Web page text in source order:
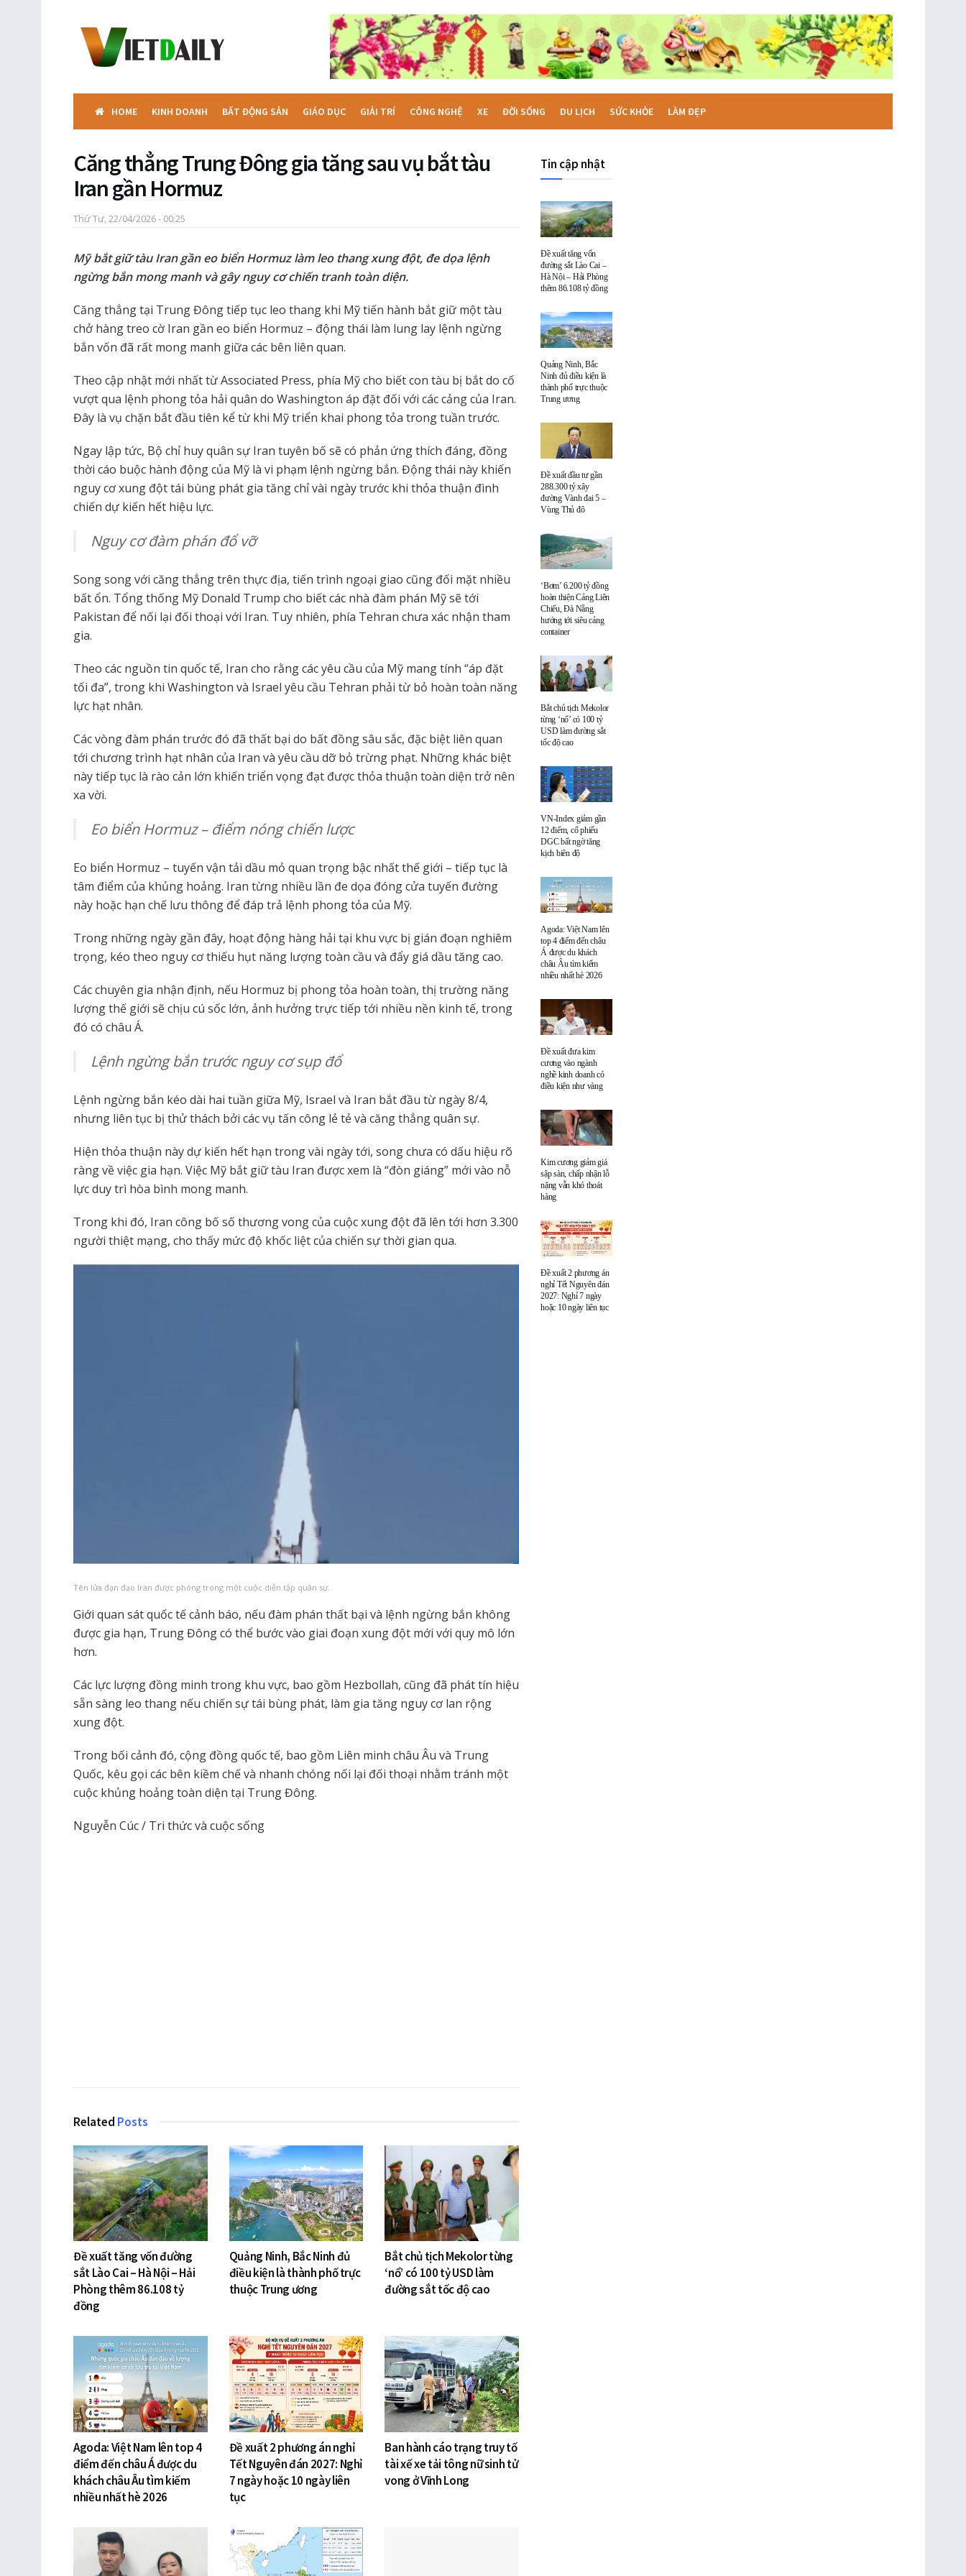
HOME KINH DOANH BẤT ĐỘNG SẢN GIÁO DỤC GIẢI TRÍ CÔNG NGHỆ XE ĐỜI SỐNG DU LỊCH SỨC KHỎE LÀM ĐẸP
Căng thẳng Trung Đông gia tăng sau vụ bắt tàu
Iran gần Hormuz
Thứ Tư, 22/04/2026 - 00:25
Mỹ bắt giữ tàu Iran gần eo biển Hormuz làm leo thang xung đột, đe dọa lệnh
ngừng bắn mong manh và gây nguy cơ chiến tranh toàn diện.
Căng thẳng tại Trung Đông tiếp tục leo thang khi Mỹ tiến hành bắt giữ một tàu
chở hàng treo cờ Iran gần eo biển Hormuz – động thái làm lung lay lệnh ngừng
bắn vốn đã rất mong manh giữa các bên liên quan.
Theo cập nhật mới nhất từ Associated Press, phía Mỹ cho biết con tàu bị bắt do cố
vượt qua lệnh phong tỏa hải quân do Washington áp đặt đối với các cảng của Iran.
Đây là vụ chặn bắt đầu tiên kể từ khi Mỹ triển khai phong tỏa trong tuần trước.
Ngay lập tức, Bộ chỉ huy quân sự Iran tuyên bố sẽ có phản ứng thích đáng, đồng
thời cáo buộc hành động của Mỹ là vi phạm lệnh ngừng bắn. Động thái này khiến
nguy cơ xung đột tái bùng phát gia tăng chỉ vài ngày trước khi thỏa thuận đình
chiến dự kiến hết hiệu lực.
Nguy cơ đàm phán đổ vỡ
Song song với căng thẳng trên thực địa, tiến trình ngoại giao cũng đối mặt nhiều
bất ổn. Tổng thống Mỹ Donald Trump cho biết các nhà đàm phán Mỹ sẽ tới
Pakistan để nối lại đối thoại với Iran. Tuy nhiên, phía Tehran chưa xác nhận tham
gia.
Theo các nguồn tin quốc tế, Iran cho rằng các yêu cầu của Mỹ mang tính “áp đặt
tối đa”, trong khi Washington và Israel yêu cầu Tehran phải từ bỏ hoàn toàn năng
lực hạt nhân.
Các vòng đàm phán trước đó đã thất bại do bất đồng sâu sắc, đặc biệt liên quan
tới chương trình hạt nhân của Iran và yêu cầu dỡ bỏ trừng phạt. Những khác biệt
này tiếp tục là rào cản lớn khiến triển vọng đạt được thỏa thuận toàn diện trở nên
xa vời.
Eo biển Hormuz – điểm nóng chiến lược
Eo biển Hormuz – tuyến vận tải dầu mỏ quan trọng bậc nhất thế giới – tiếp tục là
tâm điểm của khủng hoảng. Iran từng nhiều lần đe dọa đóng cửa tuyến đường
này hoặc hạn chế lưu thông để đáp trả lệnh phong tỏa của Mỹ.
Trong những ngày gần đây, hoạt động hàng hải tại khu vực bị gián đoạn nghiêm
trọng, kéo theo nguy cơ thiếu hụt năng lượng toàn cầu và đẩy giá dầu tăng cao.
Các chuyên gia nhận định, nếu Hormuz bị phong tỏa hoàn toàn, thị trường năng
lượng thế giới sẽ chịu cú sốc lớn, ảnh hưởng trực tiếp tới nhiều nền kinh tế, trong
đó có châu Á.
Lệnh ngừng bắn trước nguy cơ sụp đổ
Lệnh ngừng bắn kéo dài hai tuần giữa Mỹ, Israel và Iran bắt đầu từ ngày 8/4,
nhưng liên tục bị thử thách bởi các vụ tấn công lẻ tẻ và căng thẳng quân sự.
Hiện thỏa thuận này dự kiến hết hạn trong vài ngày tới, song chưa có dấu hiệu rõ
ràng về việc gia hạn. Việc Mỹ bắt giữ tàu Iran được xem là “đòn giáng” mới vào nỗ
lực duy trì hòa bình mong manh.
Trong khi đó, Iran công bố số thương vong của cuộc xung đột đã lên tới hơn 3.300
người thiệt mạng, cho thấy mức độ khốc liệt của chiến sự thời gian qua.
Tên lửa đạn đạo Iran được phóng trong một cuộc diễn tập quân sự.
Giới quan sát quốc tế cảnh báo, nếu đàm phán thất bại và lệnh ngừng bắn không
được gia hạn, Trung Đông có thể bước vào giai đoạn xung đột mới với quy mô lớn
hơn.
Các lực lượng đồng minh trong khu vực, bao gồm Hezbollah, cũng đã phát tín hiệu
sẵn sàng leo thang nếu chiến sự tái bùng phát, làm gia tăng nguy cơ lan rộng
xung đột.
Trong bối cảnh đó, cộng đồng quốc tế, bao gồm Liên minh châu Âu và Trung
Quốc, kêu gọi các bên kiềm chế và nhanh chóng nối lại đối thoại nhằm tránh một
cuộc khủng hoảng toàn diện tại Trung Đông.
Nguyễn Cúc / Tri thức và cuộc sống
Related Posts
Đề xuất tăng vốn đường
sắt Lào Cai – Hà Nội – Hải
Phòng thêm 86.108 tỷ
đồng
Quảng Ninh, Bắc Ninh đủ
điều kiện là thành phố trực
thuộc Trung ương
Bắt chủ tịch Mekolor từng
‘nổ’ có 100 tỷ USD làm
đường sắt tốc độ cao
Agoda: Việt Nam lên top 4
điểm đến châu Á được du
khách châu Âu tìm kiếm
nhiều nhất hè 2026
Đề xuất 2 phương án nghỉ
Tết Nguyên đán 2027: Nghỉ
7 ngày hoặc 10 ngày liên
tục
Ban hành cáo trạng truy tố
tài xế xe tải tông nữ sinh tử
vong ở Vĩnh Long
Tin cập nhật
Đề xuất tăng vốn
đường sắt Lào Cai –
Hà Nội – Hải Phòng
thêm 86.108 tỷ đồng
Quảng Ninh, Bắc
Ninh đủ điều kiện là
thành phố trực thuộc
Trung ương
Đề xuất đầu tư gần
288.300 tỷ xây
đường Vành đai 5 –
Vùng Thủ đô
‘Bơm’ 6.200 tỷ đồng
hoàn thiện Cảng Liên
Chiểu, Đà Nẵng
hướng tới siêu cảng
container
Bắt chủ tịch Mekolor
từng ‘nổ’ có 100 tỷ
USD làm đường sắt
tốc độ cao
VN-Index giảm gần
12 điểm, cổ phiếu
DGC bất ngờ tăng
kịch biên độ
Agoda: Việt Nam lên
top 4 điểm đến châu
Á được du khách
châu Âu tìm kiếm
nhiều nhất hè 2026
Đề xuất đưa kim
cương vào ngành
nghề kinh doanh có
điều kiện như vàng
Kim cương giảm giá
sập sàn, chấp nhận lỗ
nặng vẫn khó thoát
hàng
Đề xuất 2 phương án
nghỉ Tết Nguyên đán
2027: Nghỉ 7 ngày
hoặc 10 ngày liên tục